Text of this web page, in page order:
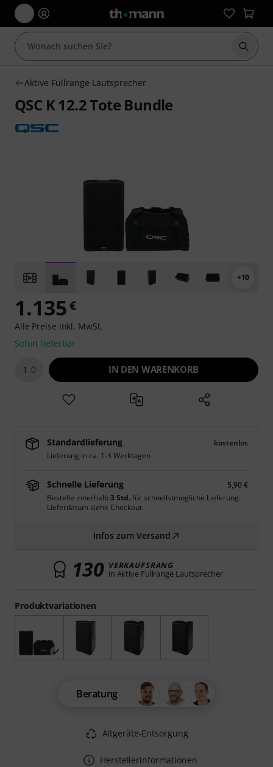
Suche
Aktive Fullrange Lautsprecher
QSC K 12.2 Tote Bundle
+10
Produktvariationen
1.135€
Alle Preise inkl. MwSt.
Sofort lieferbar
1 IN DEN WARENKORB
Standardlieferung
kostenlos
Lieferung in ca. 1-3 Werktagen
Schnelle Lieferung
5,90 €
Bestelle innerhalb3 Std.für schnellstmögliche Lieferung.
Lieferdatum siehe Checkout.
Infos zum Versand
130 VERKAUFSRANG
in Aktive Fullrange Lautsprecher
Beratung
Altgeräte-Entsorgung
Herstellerinformationen